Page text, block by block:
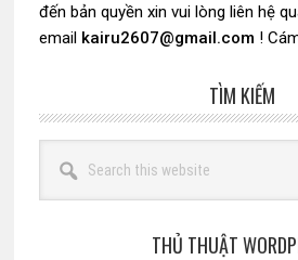
đến bản quyền xin vui lòng liên hệ
email kairu2607@gmail.com !
TÌM KIẾM
this
website
THỦ THUẬT